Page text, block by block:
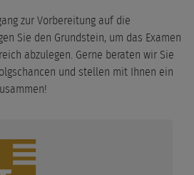
zur Vorbereitung auf die
Sie den Grundstein, um das Examen
abzulegen. Gerne beraten wir Sie
und stellen mit Ihnen ein